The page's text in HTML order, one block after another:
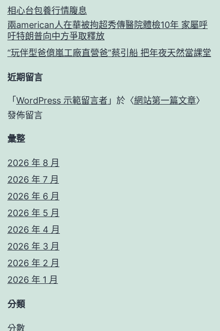
相心台包養行情腹息
兩american人在華被拘超秀傳醫院體檢10年 家屬呼
吁特朗普向中方爭取釋放
“玩伴型爸億嵐工廠直營爸”蔡引船 把年夜天然當課堂
近期留言
「 WordPress 示範留言者 」於〈網站第一篇文章〉
發佈留言
彙整
2026 年 8 月
2026 年 7 月
2026 年 6 月
2026 年 5 月
2026 年 4 月
2026 年 3 月
2026 年 2 月
2026 年 1 月
分類
分數